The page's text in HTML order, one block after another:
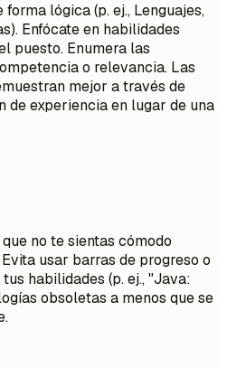
forma lógica (p. ej., Lenguajes,
Enfócate en habilidades
puesto. Enumera las
o relevancia. Las
mejor a través de
de experiencia en lugar de una
no te sientas cómodo
Evita usar barras de progreso o
habilidades (p. ej., "Java:
obsoletas a menos que se